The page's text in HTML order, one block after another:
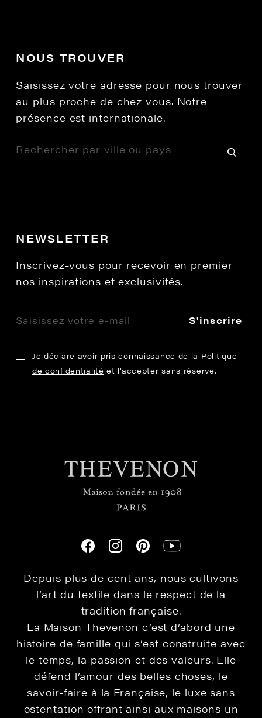
NOUS TROUVER
Saisissez votre adresse pour nous trouver
au plus proche de chez vous. Notre
présence est internationale.
NEWSLETTER
Inscrivez-vous pour recevoir en premier
nos inspirations et exclusivités.
S'inscrire
Je déclare avoir pris connaissance de la Politique
de confidentialité et l’accepter sans réserve.
Depuis plus de cent ans, nous cultivons
l’art du textile dans le respect de la
tradition française.
La Maison Thevenon c’est d’abord une
histoire de famille qui s’est construite avec
le temps, la passion et des valeurs. Elle
défend l’amour des belles choses, le
savoir-faire à la Française, le luxe sans
ostentation offrant ainsi aux maisons un